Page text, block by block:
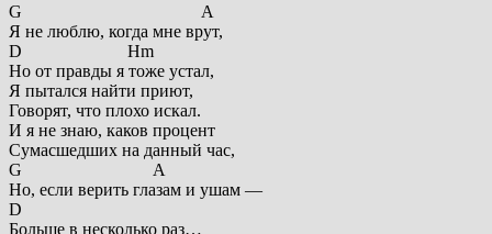
G A
Я не люблю, когда мне врут,
D Hm
Но от правды я тоже устал,
Я пытался найти приют,
Говорят, что плохо искал.
И я не знаю, каков процент
Сумасшедших на данный час,
G A
Но, если верить глазам и ушам —
D
Больше в несколько раз…